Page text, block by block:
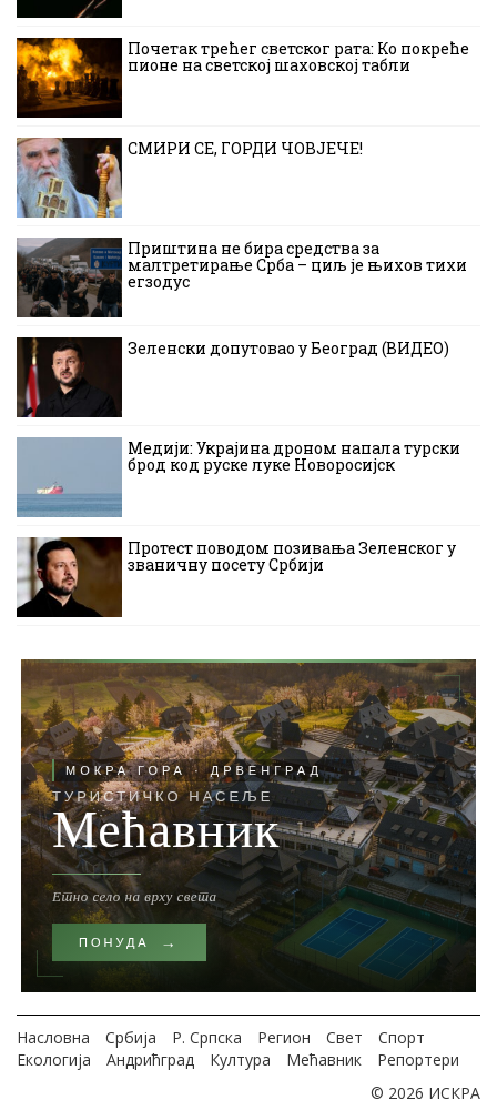
Почетак трећег светског рата: Ко покреће
пионе на светској шаховској табли
СМИРИ СЕ, ГОРДИ ЧОВЈЕЧЕ!
Приштина не бира средства за
малтретирање Срба – циљ је њихов тихи
егзодус
Зеленски допутовао у Београд (ВИДЕО)
Медији: Украјина дроном напала турски
брод код руске луке Новоросијск
Протест поводом позивања Зеленског у
званичну посету Србији
Насловна Србија Р. Српска Регион Свет
Спорт
Екологија
Андрићград Култура Мећавник
Репортери
© 2026 ИСКРА